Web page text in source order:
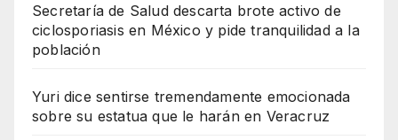
Secretaría de Salud descarta brote activo de
ciclosporiasis en México y pide tranquilidad a la
población
Yuri dice sentirse tremendamente emocionada
sobre su estatua que le harán en Veracruz